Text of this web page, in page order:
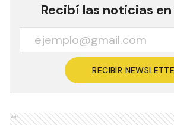
Recibí las noticias
RECIBIR
Ads